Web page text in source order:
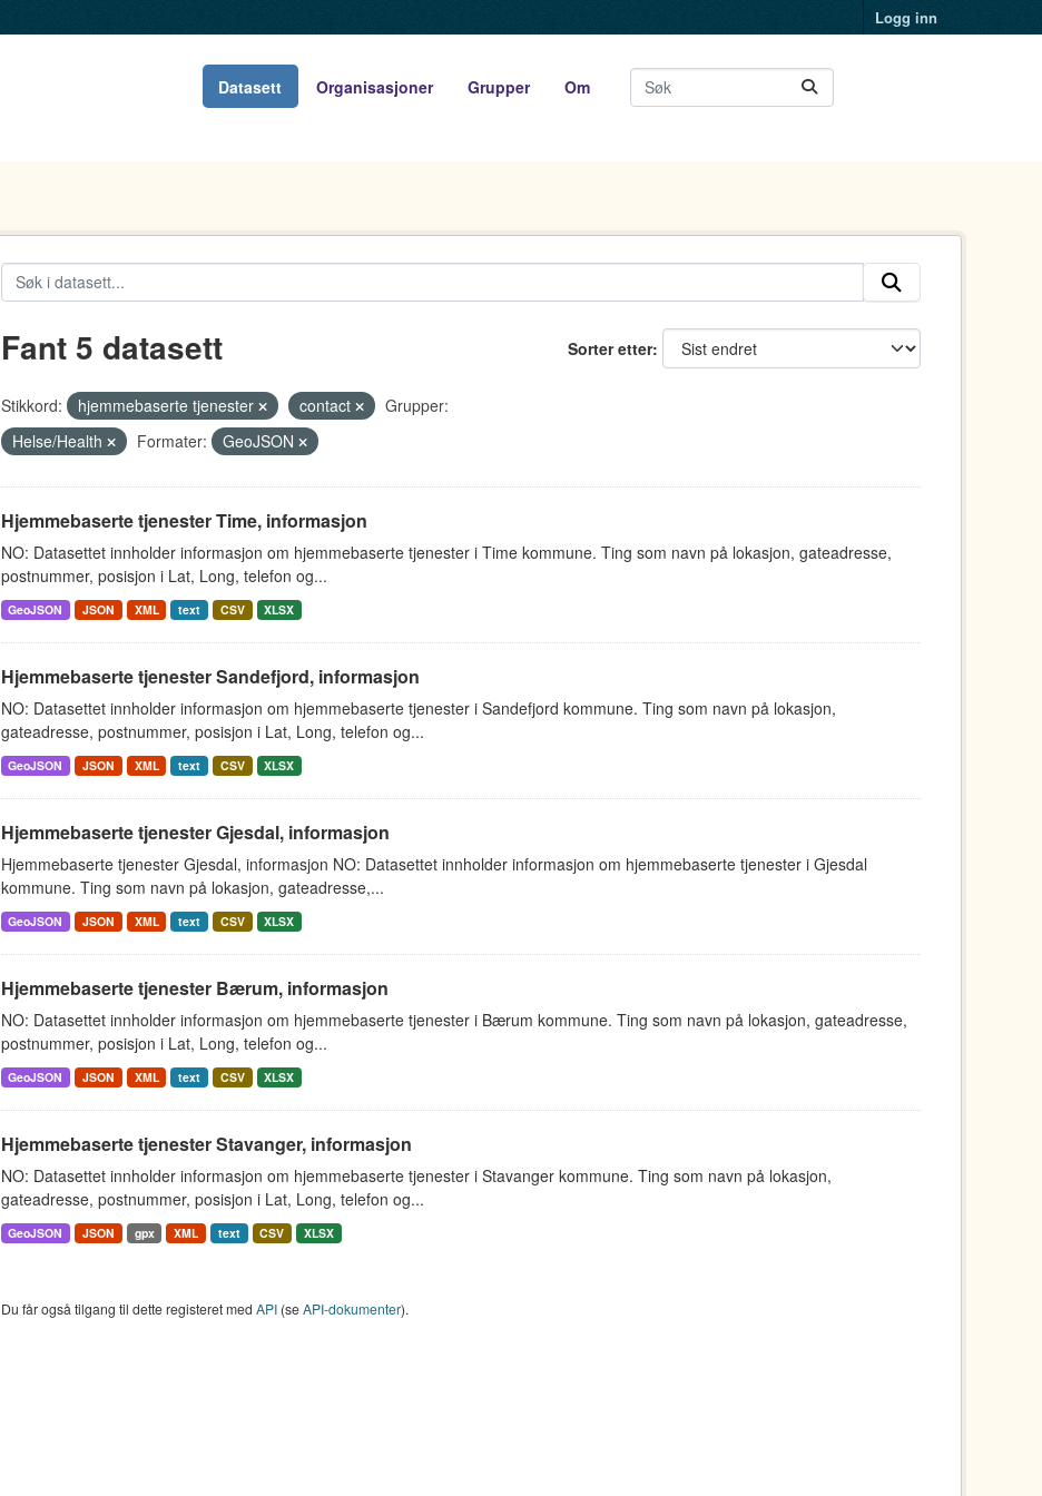
Logg inn
Datasett Organisasjoner Grupper Om
Sorter etter
Fant 5 datasett
Stikkord: hjemmebaserte tjenester contact
Grupper:
Helse/Health
Formater: GeoJSON
Hjemmebaserte tjenester Time, informasjon
NO: Datasettet innholder informasjon om hjemmebaserte tjenester i Time kommune. Ting som navn på lokasjon, gateadresse,
postnummer, posisjon i Lat, Long, telefon og...
GeoJSON JSON XML text CSV XLSX
Hjemmebaserte tjenester Sandefjord, informasjon
NO: Datasettet innholder informasjon om hjemmebaserte tjenester i Sandefjord kommune. Ting som navn på lokasjon,
gateadresse, postnummer, posisjon i Lat, Long, telefon og...
GeoJSON JSON XML text CSV XLSX
Hjemmebaserte tjenester Gjesdal, informasjon
Hjemmebaserte tjenester Gjesdal, informasjon NO: Datasettet innholder informasjon om hjemmebaserte tjenester i Gjesdal
kommune. Ting som navn på lokasjon, gateadresse,...
GeoJSON JSON XML text CSV XLSX
Hjemmebaserte tjenester Bærum, informasjon
NO: Datasettet innholder informasjon om hjemmebaserte tjenester i Bærum kommune. Ting som navn på lokasjon, gateadresse,
postnummer, posisjon i Lat, Long, telefon og...
GeoJSON JSON XML text CSV XLSX
Hjemmebaserte tjenester Stavanger, informasjon
NO: Datasettet innholder informasjon om hjemmebaserte tjenester i Stavanger kommune. Ting som navn på lokasjon,
gateadresse, postnummer, posisjon i Lat, Long, telefon og...
GeoJSON JSON gpx XML text CSV XLSX
Du får også tilgang til dette registeret med API(seAPI-dokumenter).